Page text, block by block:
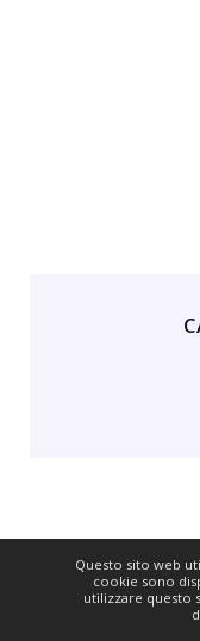
Questo sito web
cookie sono
utilizzare questo